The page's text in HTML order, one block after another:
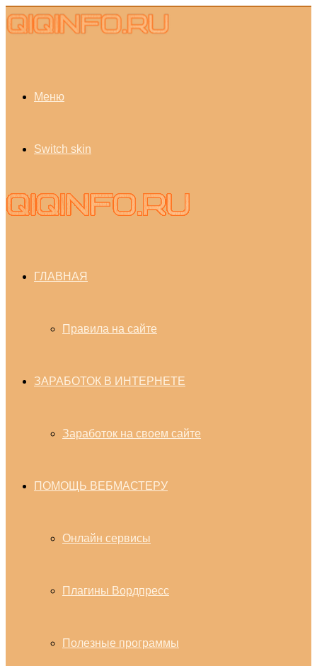
Меню
Switch skin
ГЛАВНАЯ
Правила на сайте
ЗАРАБОТОК В ИНТЕРНЕТЕ
Заработок на своем сайте
ПОМОЩЬ ВЕБМАСТЕРУ
Онлайн сервисы
Плагины Вордпресс
Полезные программы